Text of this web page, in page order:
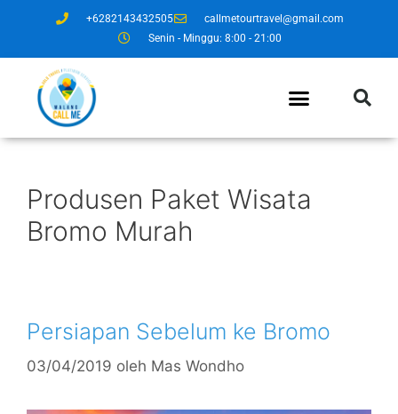
+6282143432505
callmetourtravel@gmail.com
Senin - Minggu: 8:00 - 21:00
Produsen Paket Wisata
Bromo Murah
Persiapan Sebelum ke Bromo
03/04/2019 oleh Mas Wondho